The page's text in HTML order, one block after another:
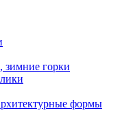
зимние горки
формы